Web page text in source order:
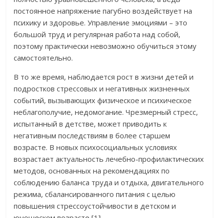
постоянное напряжение пагубно воздействует на
психику и здоровье. Управление эмоциями – это
большой труд и регулярная работа над собой,
поэтому практически невозможно обучиться этому
самостоятельно.
В то же время, наблюдается рост в жизни детей и
подростков стрессовых и негативных жизненных
событий, вызывающих физическое и психическое
неблагополучие, недомогание. Чрезмерный стресс,
испытанный в детстве, может приводить к
негативным последствиям в более старшем
возрасте. В новых психосоциальных условиях
возрастает актуальность лечебно-профилактических
методов, основанных на рекомендациях по
соблюдению баланса труда и отдыха, двигательного
режима, сбалансированного питания с целью
повышения стрессоустойчивости в детском и